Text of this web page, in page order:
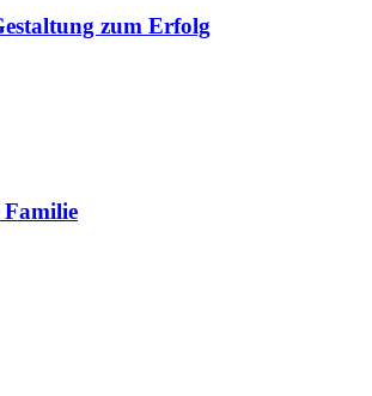
zum Erfolg
Familie